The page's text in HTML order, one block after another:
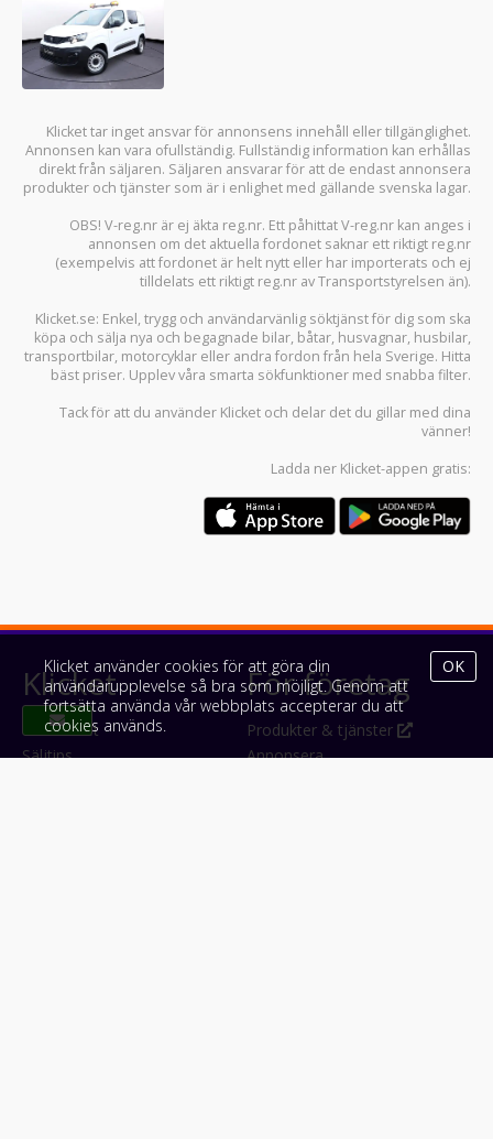
Klicket tar inget ansvar för annonsens innehåll eller tillgänglighet.
Annonsen kan vara ofullständig. Fullständig information kan erhållas
direkt från säljaren. Säljaren ansvarar för att de endast annonsera
produkter och tjänster som är i enlighet med gällande svenska lagar.
OBS! V-reg.nr är ej äkta reg.nr. Ett påhittat V-reg.nr kan anges i
annonsen om det aktuella fordonet saknar ett riktigt reg.nr
(exempelvis att fordonet är helt nytt eller har importerats och ej
tilldelats ett riktigt reg.nr av Transportstyrelsen än).
Klicket.se: Enkel, trygg och användarvänlig söktjänst för dig som ska
köpa och sälja nya och begagnade bilar, båtar, husvagnar, husbilar,
transportbilar, motorcyklar eller andra fordon från hela Sverige. Hitta
bäst priser. Upplev våra smarta sökfunktioner med snabba filter.
Tack för att du använder Klicket och delar det du gillar med dina
vänner!
Ladda ner Klicket-appen gratis:
Klicket
Om Klicket
Säljtips
För företag
Produkter & tjänster
Annonsera
Klicket använder cookies för att göra din
användarupplevelse så bra som möjligt. Genom att
fortsätta använda vår webbplats accepterar du att
cookies används.
OK